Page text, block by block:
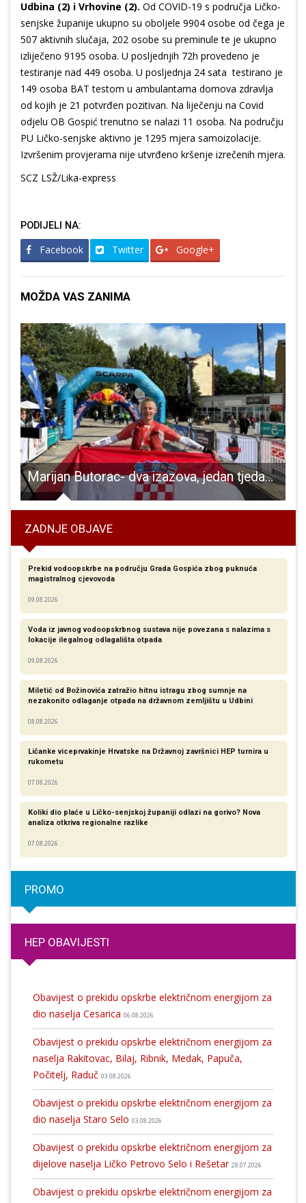
Udbina (2) i Vrhovine (2). Od COVID-19 s područja Ličko-
senjske županije ukupno su oboljele 9904 osobe od čega je
507 aktivnih slučaja, 202 osobe su preminule te je ukupno
izliječeno 9195 osoba. U posljednjih 72h provedeno je
testiranje nad 449 osoba. U posljednja 24 sata testirano je
149 osoba BAT testom u ambulantama domova zdravlja
od kojih je 21 potvrđen pozitivan. Na liječenju na Covid
odjelu OB Gospić trenutno se nalazi 11 osoba. Na području
PU Ličko-senjske aktivno je 1295 mjera samoizolacije.
Izvršenim provjerama nije utvrđeno kršenje izrečenih mjera.
SCZ LSŽ/Lika-express
PODIJELI NA:
Facebook Twitter Google+
MOŽDA VAS ZANIMA
Marijan Butorac- dva izazova, jedan tjedan, jedan šampion
ZADNJE OBJAVE
Prekid vodoopskrbe na području Grada Gospića zbog puknuća
magistralnog cjevovoda
09.08.2026
Voda iz javnog vodoopskrbnog sustava nije povezana s nalazima s
lokacije ilegalnog odlagališta otpada
09.08.2026
Miletić od Božinovića zatražio hitnu istragu zbog sumnje na
nezakonito odlaganje otpada na državnom zemljištu u Udbini
08.08.2026
Ličanke viceprvakinje Hrvatske na Državnoj završnici HEP turnira u
rukometu
07.08.2026
Koliki dio plaće u Ličko-senjskoj županiji odlazi na gorivo? Nova
analiza otkriva regionalne razlike​
07.08.2026
PROMO
HEP OBAVIJESTI
Obavijest o prekidu opskrbe električnom energijom za
dio naselja Cesarica 06.08.2026
Obavijest o prekidu opskrbe električnom energijom za
naselja Rakitovac, Bilaj, Ribnik, Medak, Papuča,
Počitelj, Raduč 03.08.2026
Obavijest o prekidu opskrbe električnom energijom za
dio naselja Staro Selo 03.08.2026
Obavijest o prekidu opskrbe električnom energijom za
dijelove naselja Ličko Petrovo Selo i Rešetar 28.07.2026
Obavijest o prekidu opskrbe električnom energijom za